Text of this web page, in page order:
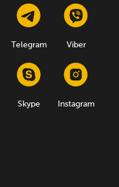
Telegram Viber
Skype Instagram